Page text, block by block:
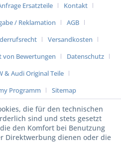
Ersatzteile
Kontakt
/ Reklamation
AGB
Versandkosten
von Bewertungen
Datenschutz
& Audi Original Teile
Programm
Sitemap
die für den technischen
sind und stets gesetzt
den Komfort bei Benutzung
Direktwerbung dienen oder die